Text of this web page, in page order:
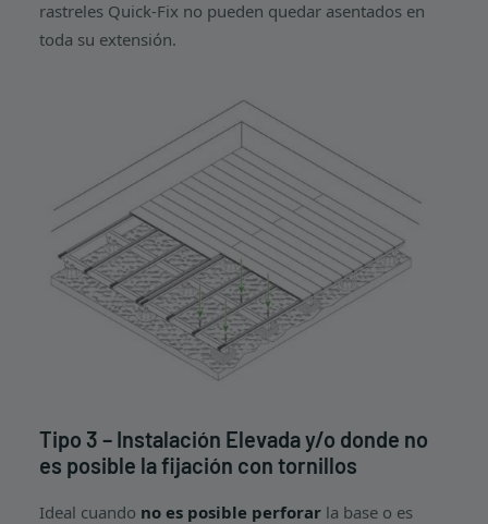
rastreles Quick-Fix no pueden quedar asentados en
toda su extensión.
Tipo 3 – Instalación Elevada y/o donde no
es posible la fijación con tornillos
Ideal cuando no es posible perforar la base o es